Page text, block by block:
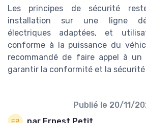
Les principes de sécurité
installation sur une ligne
électriques adaptées, et
conforme à la puissance du
recommandé de faire appel à un
garantir la conformité et la sécurité
Publié le 20/11/